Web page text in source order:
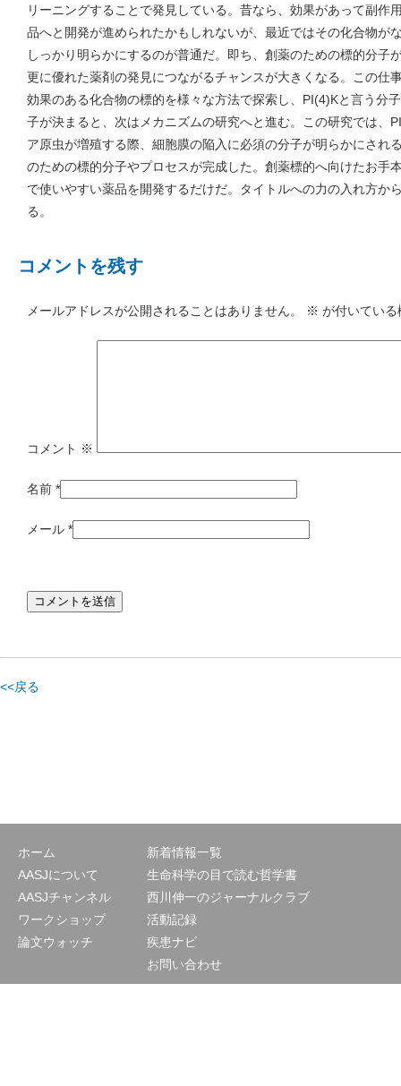
リーニングすることで発見している。昔なら、効果があって副作
品へと開発が進められたかもしれないが、最近ではその化合物が
しっかり明らかにするのが普通だ。即ち、創薬のための標的分子
更に優れた薬剤の発見につながるチャンスが大きくなる。この仕
効果のある化合物の標的を様々な方法で探索し、PI(4)Kと言う分
子が決まると、次はメカニズムの研究へと進む。この研究では、
ア原虫が増殖する際、細胞膜の陥入に必須の分子が明らかにされ
のための標的分子やプロセスが完成した。創薬標的へ向けたお手
で使いやすい薬品を開発するだけだ。タイトルへの力の入れ方か
る。
コメントを残す
メールアドレスが公開されることはありません。 ※ が付いてい
コメント ※
名前 *
メール *
<<戻る
ホーム
AASJについて
AASJチャンネル
ワークショップ
論文ウォッチ
新着情報一覧
生命科学の目で読む哲学書
西川伸一のジャーナルクラブ
活動記録
疾患ナビ
お問い合わせ